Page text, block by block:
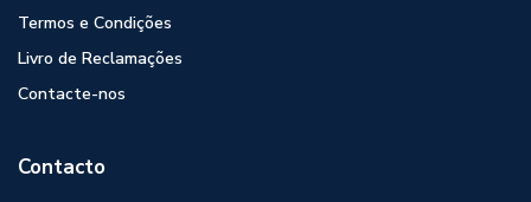
Termos e Condições
Livro de Reclamações
Contacte-nos
Contacto